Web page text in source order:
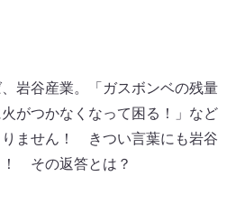
岩谷産業。「ガスボンベの残量
がつかなくなって困る！」など
りません！ きつい言葉にも岩谷
！ その返答とは？